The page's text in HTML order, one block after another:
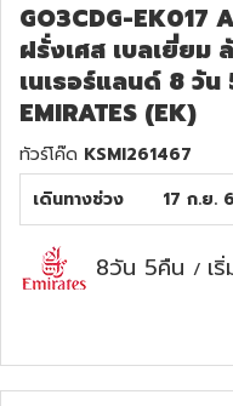
GO3CDG-EK017
ฝรั่งเศส เบลเยี่ยม
เนเธอร์แลนด์ 8 วั
EMIRATES (EK)
ทัวร์โค๊ด KSMI261467
เดินทางช่วง
17 ก.ย.
8วัน 5คืน / เ